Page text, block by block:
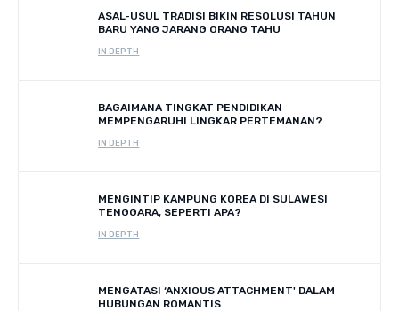
ASAL-USUL TRADISI BIKIN RESOLUSI TAHUN
BARU YANG JARANG ORANG TAHU
IN DEPTH
BAGAIMANA TINGKAT PENDIDIKAN
MEMPENGARUHI LINGKAR PERTEMANAN?
IN DEPTH
MENGINTIP KAMPUNG KOREA DI SULAWESI
TENGGARA, SEPERTI APA?
IN DEPTH
MENGATASI ‘ANXIOUS ATTACHMENT' DALAM
HUBUNGAN ROMANTIS